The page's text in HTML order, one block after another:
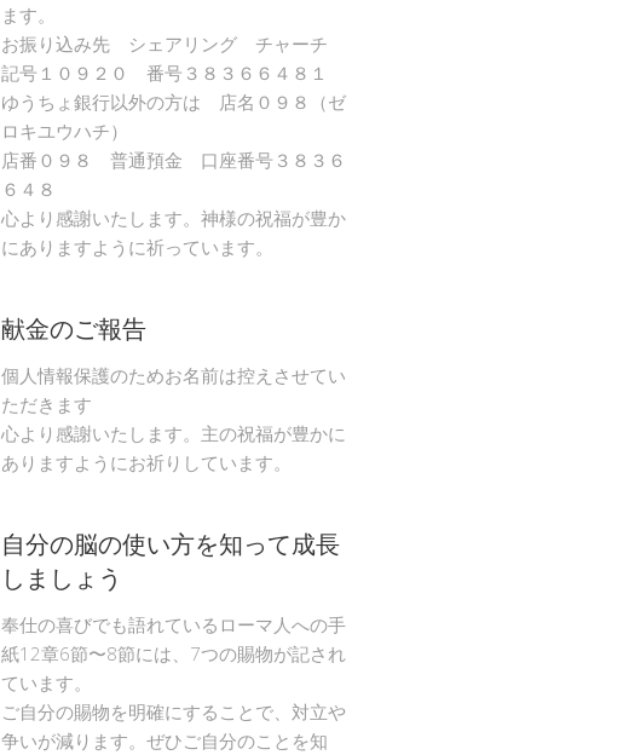
ます。
お振り込み先 シェアリング チャーチ
記号１０９２０ 番号３８３６６４８１
ゆうちょ銀行以外の方は 店名０９８（ゼ
ロキユウハチ）
店番０９８ 普通預金 口座番号３８３６
６４８
心より感謝いたします。神様の祝福が豊か
にありますように祈っています。
献金のご報告
個人情報保護のためお名前は控えさせてい
ただきます
心より感謝いたします。主の祝福が豊かに
ありますようにお祈りしています。
自分の脳の使い方を知って成長
しましょう
奉仕の喜びでも語れているローマ人への手
紙12章6節〜8節には、7つの賜物が記され
ています。
ご自分の賜物を明確にすることで、対立や
争いが減ります。ぜひご自分のことを知